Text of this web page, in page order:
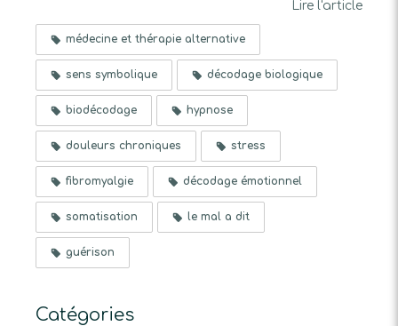
Lire l'article
médecine et thérapie alternative
sens symbolique décodage biologique
biodécodage hypnose
douleurs chroniques stress
fibromyalgie décodage émotionnel
somatisation le mal a dit
guérison
Catégories